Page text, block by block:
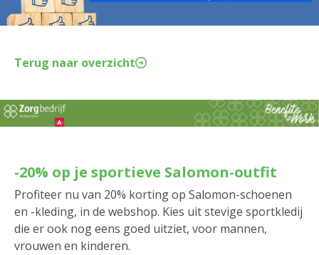
Terug naar overzicht
-20% op je sportieve Salomon-outfit
Profiteer nu van 20% korting op Salomon-schoenen
en -kleding, in de webshop. Kies uit stevige sportkledij
die er ook nog eens goed uitziet, voor mannen,
vrouwen en kinderen.